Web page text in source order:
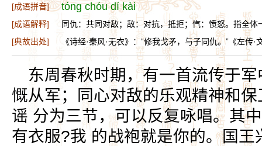
[成语拼音] tóng chóu dí kài
[成语解释]
同仇：共同对敌；敌：对抗，抵拒；忾：愤怒。指全体
[典故出处]
《诗经·秦风·无衣》：“修我戈矛，与子同仇。”《左传·
东周春秋时期，有一首流传于
慨从军；同心对敌的乐观精神和
谣 分为三节，可以反复咏唱。其
有衣服?我 的战袍就是你的。国